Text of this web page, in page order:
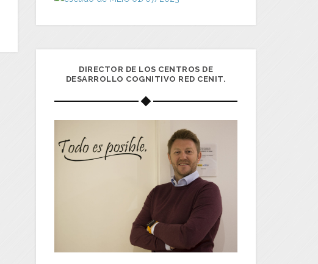
DIRECTOR DE LOS CENTROS DE
DESARROLLO COGNITIVO RED CENIT.